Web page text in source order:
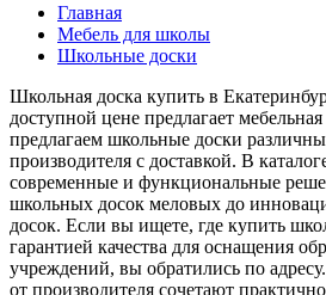
Главная
Мебель для школы
Школьные доски
Школьная доска купить в
доступной цене предлагает
предлагаем школьные доски
производителя с доставкой. В
современные и функциональные
школьных досок меловых до
досок. Если вы ищете, где купить
гарантией качества для оснащения
учреждений, вы обратились по
от производителя сочетают